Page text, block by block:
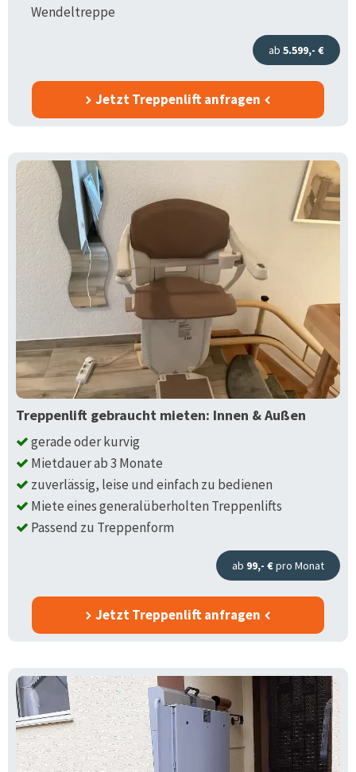
Wendeltreppe
ab 5.599,- €
Jetzt Treppenlift anfragen
Treppenlift gebraucht mieten: Innen & Außen
gerade oder kurvig
Mietdauer ab 3 Monate
zuverlässig, leise und einfach zu bedienen
Miete eines generalüberholten Treppenlifts
Passend zu Treppenform
ab 99,- €pro Monat
Jetzt Treppenlift anfragen